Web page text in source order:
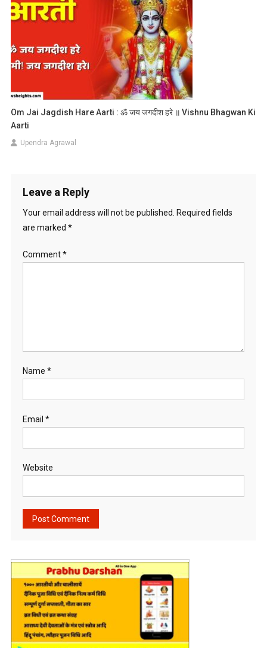
Om Jai Jagdish Hare Aarti : ॐ जय जगदीश हरे ॥ Vishnu Bhagwan Ki
Aarti
Upendra Agrawal
Leave a Reply
Your email address will not be published.
Required fields
are marked *
Comment*
Name *
Email *
Website